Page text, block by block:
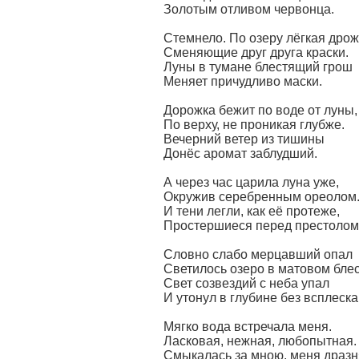
Золотым отливом червонца.
Стемнело. По озеру лёгкая
Сменяющие друг друга краски.
Луны в тумане блестящий грош
Меняет причудливо маски.
Дорожка бежит по воде от луны,
По верху, не проникая глубже.
Вечерний ветер из тишины
Донёс аромат заблудший.
А через час царила луна уже,
Окружив серебренным ореолом.
И тени легли, как её протеже,
Простершиеся перед
Словно слабо мерцавший опал
Светилось озеро в матовом
Свет созвездий с неба упал
И утонул в глубине без
Мягко вода встречала меня.
Ласковая, нежная, любопытная.
Смыкалась за мною, меня